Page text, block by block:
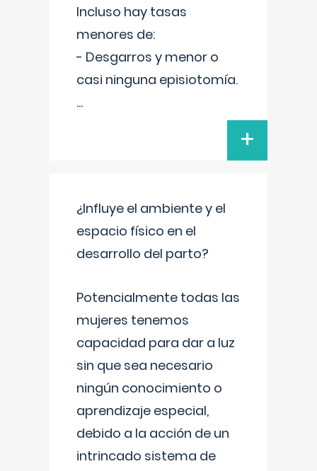
Incluso hay tasas
menores de:
- Desgarros y menor o
casi ninguna episiotomía.
...
+
¿Influye el ambiente y el
espacio físico en el
desarrollo del parto?
Potencialmente todas las
mujeres tenemos
capacidad para dar a luz
sin que sea necesario
ningún conocimiento o
aprendizaje especial,
debido a la acción de un
intrincado sistema de